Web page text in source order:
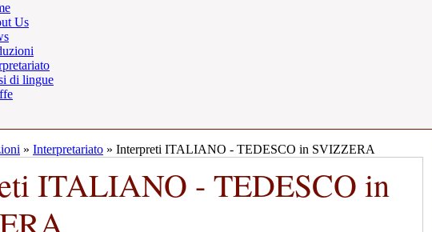
Us
di lingue
» Interpretariato » Interpreti ITALIANO - TEDESCO in SVIZZERA
ITALIANO - TEDESCO in